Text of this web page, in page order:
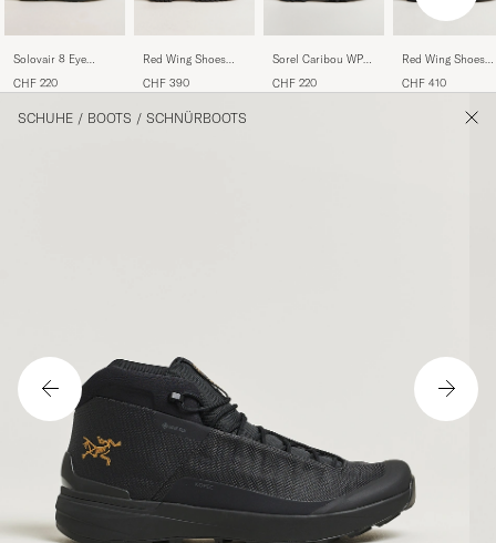
Solovair 8 Eye
Shine
CHF 220
Red Wing Shoes
Briar Oil Slick
CHF 390
Sorel Caribou WP
Boots Black
CHF 220
Red Wing Shoes
Black Prairie
CHF 410
SCHUHE / BOOTS / SCHNÜRBOOTS